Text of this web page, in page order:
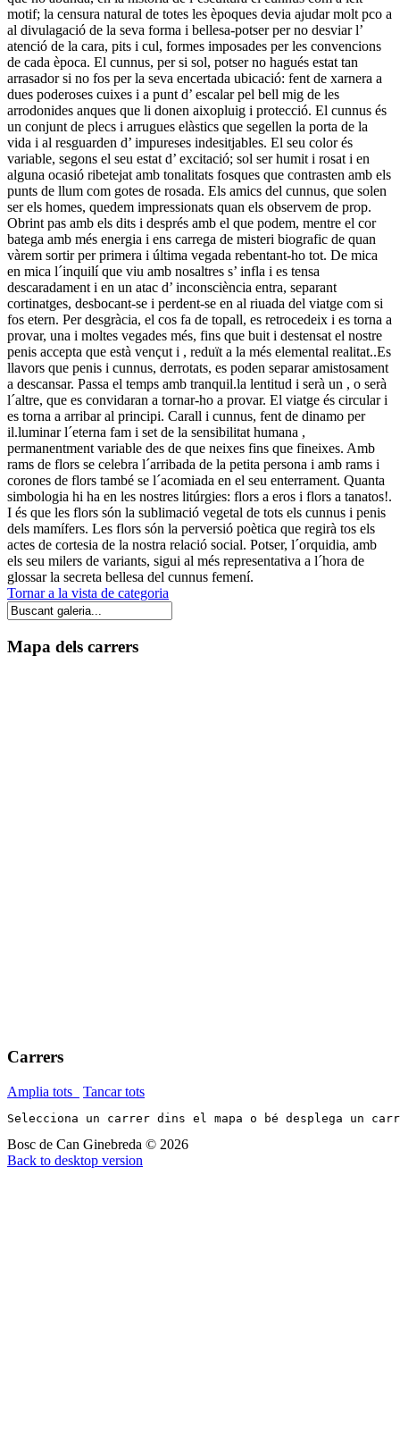
motif; la censura natural de totes les èpoques devia ajudar molt pco a
al divulagació de la seva forma i bellesa-potser per no desviar l’
atenció de la cara, pits i cul, formes imposades per les convencions
de cada època. El cunnus, per si sol, potser no hagués estat tan
arrasador si no fos per la seva encertada ubicació: fent de xarnera a
dues poderoses cuixes i a punt d’ escalar pel bell mig de les
arrodonides anques que li donen aixopluig i protecció. El cunnus és
un conjunt de plecs i arrugues elàstics que segellen la porta de la
vida i al resguarden d’ impureses indesitjables. El seu color és
variable, segons el seu estat d’ excitació; sol ser humit i rosat i en
alguna ocasió ribetejat amb tonalitats fosques que contrasten amb els
punts de llum com gotes de rosada. Els amics del cunnus, que solen
ser els homes, quedem impressionats quan els observem de prop.
Obrint pas amb els dits i després amb el que podem, mentre el cor
batega amb més energia i ens carrega de misteri biografic de quan
vàrem sortir per primera i última vegada rebentant-ho tot. De mica
en mica l´inquilí que viu amb nosaltres s’ infla i es tensa
descaradament i en un atac d’ inconsciència entra, separant
cortinatges, desbocant-se i perdent-se en al riuada del viatge com si
fos etern. Per desgràcia, el cos fa de topall, es retrocedeix i es torna a
provar, una i moltes vegades més, fins que buit i destensat el nostre
penis accepta que està vençut i , reduït a la més elemental realitat..Es
llavors que penis i cunnus, derrotats, es poden separar amistosament
a descansar. Passa el temps amb tranquil.la lentitud i serà un , o serà
l´altre, que es convidaran a tornar-ho a provar. El viatge és circular i
es torna a arribar al principi. Carall i cunnus, fent de dinamo per
il.luminar l´eterna fam i set de la sensibilitat humana ,
permanentment variable des de que neixes fins que fineixes. Amb
rams de flors se celebra l´arribada de la petita persona i amb rams i
corones de flors també se l´acomiada en el seu enterrament. Quanta
simbologia hi ha en les nostres litúrgies: flors a eros i flors a tanatos!.
I és que les flors són la sublimació vegetal de tots els cunnus i penis
dels mamífers. Les flors són la perversió poètica que regirà tos els
actes de cortesia de la nostra relació social. Potser, l´orquidia, amb
els seu milers de variants, sigui al més representativa a l´hora de
glossar la secreta bellesa del cunnus femení.
Tornar a la vista de categoria
Mapa dels carrers
Carrers
Amplia tots Tancar tots
Selecciona un carrer dins el mapa o bé desplega un
Bosc de Can Ginebreda © 2026
Back to desktop version